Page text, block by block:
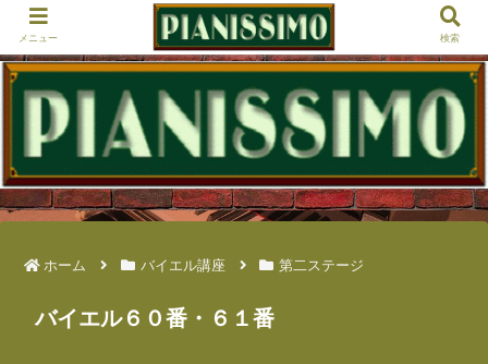
ホーム バイエル講座 第二ステージ
バイエル６０番・６１番
メニュー 検索